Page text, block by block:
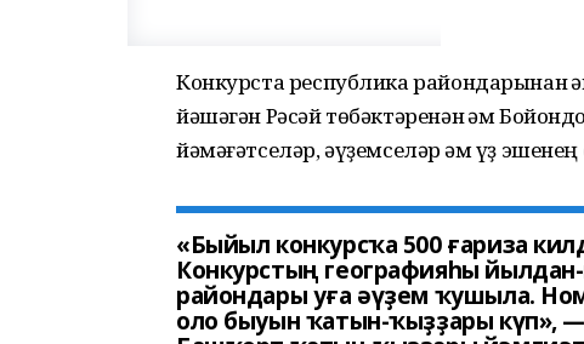
Конкурста республика райондарынан
йәшәгән Рәсәй төбәктәренән һәм
йәмәғәтселәр, әүҙемселәр һәм үҙ
«Быйыл конкурсҡа 500 ғариза
Конкурстың географияһы
райондары уға әүҙем ҡушыла.
оло быуын ҡатын-ҡыҙҙары күп»,